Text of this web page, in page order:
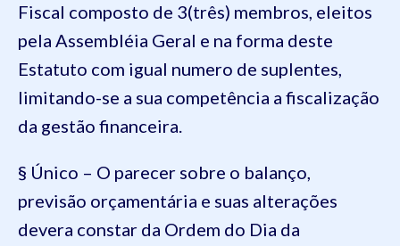
Fiscal composto de 3(três) membros, eleitos
pela Assembléia Geral e na forma deste
Estatuto com igual numero de suplentes,
limitando-se a sua competência a fiscalização
da gestão financeira.
§ Único – O parecer sobre o balanço,
previsão orçamentária e suas alterações
devera constar da Ordem do Dia da